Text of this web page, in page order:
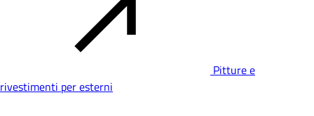
Pitture e
rivestimenti per esterni